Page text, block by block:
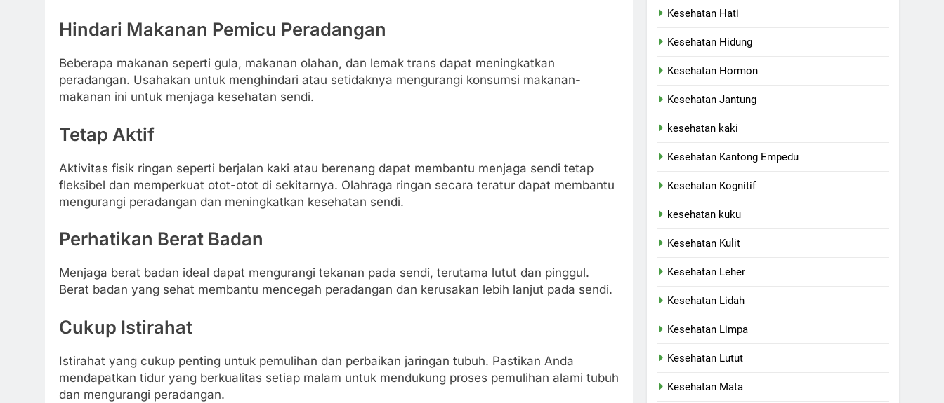
Hindari Makanan Pemicu Peradangan
Beberapa makanan seperti gula, makanan olahan, dan lemak trans dapat meningkatkan
peradangan. Usahakan untuk menghindari atau setidaknya mengurangi konsumsi makanan-
makanan ini untuk menjaga kesehatan sendi.
Tetap Aktif
Aktivitas fisik ringan seperti berjalan kaki atau berenang dapat membantu menjaga sendi tetap
fleksibel dan memperkuat otot-otot di sekitarnya. Olahraga ringan secara teratur dapat membantu
mengurangi peradangan dan meningkatkan kesehatan sendi.
Perhatikan Berat Badan
Menjaga berat badan ideal dapat mengurangi tekanan pada sendi, terutama lutut dan pinggul.
Berat badan yang sehat membantu mencegah peradangan dan kerusakan lebih lanjut pada sendi.
Cukup Istirahat
Istirahat yang cukup penting untuk pemulihan dan perbaikan jaringan tubuh. Pastikan Anda
mendapatkan tidur yang berkualitas setiap malam untuk mendukung proses pemulihan alami tubuh
dan mengurangi peradangan.
Kesehatan Hati
Kesehatan Hidung
Kesehatan Hormon
Kesehatan Jantung
kesehatan kaki
Kesehatan Kantong Empedu
Kesehatan Kognitif
kesehatan kuku
Kesehatan Kulit
Kesehatan Leher
Kesehatan Lidah
Kesehatan Limpa
Kesehatan Lutut
Kesehatan Mata